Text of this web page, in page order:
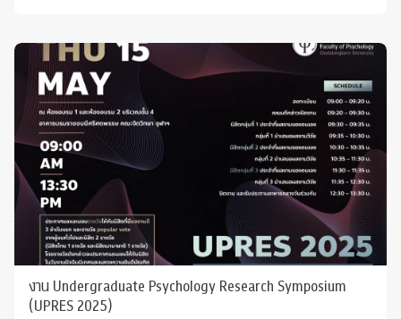
งาน Undergraduate Psychology Research Symposium
(UPRES 2025)